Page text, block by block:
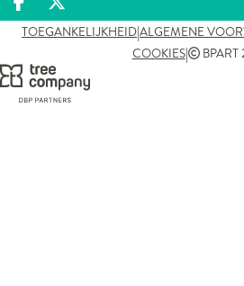
Deel op facebook
Deel op X
TOEGANKELIJKHEID|ALGEMENE
COOKIES|